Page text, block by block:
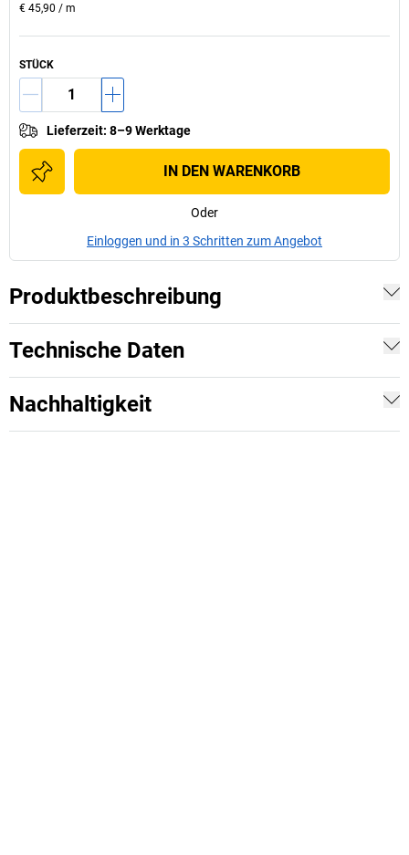
€ 45,90 / m
STÜCK
Lieferzeit: 8–9 Werktage
IN DEN WARENKORB
Oder
Einloggen und in 3 Schritten zum Angebot
Produktbeschreibung
Technische Daten
Nachhaltigkeit